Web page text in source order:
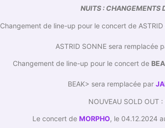
NUITS : CHANGEMENTS
Changement de line-up pour le concert de ASTRID
ASTRID SONNE sera remplacée
Changement de line-up pour le concert de
BEAK> sera remplacée par
NOUVEAU SOLD OUT :
Le concert de MORPHO, le 04.12.2024